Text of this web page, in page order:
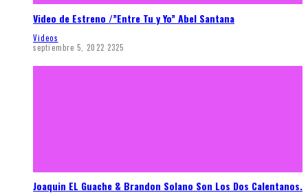
Video de Estreno /”Entre Tu y Yo” Abel Santana
Videos
septiembre 5, 2022 2325
Joaquin EL Guache & Brandon Solano Son Los Dos Calentanos.